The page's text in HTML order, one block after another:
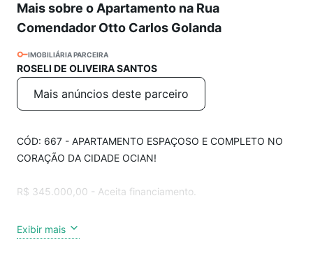
Mais sobre o Apartamento na Rua
Comendador Otto Carlos Golanda
IMOBILIÁRIA PARCEIRA
ROSELI DE OLIVEIRA SANTOS
Mais anúncios deste parceiro
CÓD: 667 - APARTAMENTO ESPAÇOSO E COMPLETO NO
CORAÇÃO DA CIDADE OCIAN!
R$ 345.000,00 - Aceita financiamento.
Imóvel com 2 dormitórios, sendo 1 suíte, sala espaçosa,
cozinha, banheiro social e área de serviço, totalizando 88m²
Exibir mais